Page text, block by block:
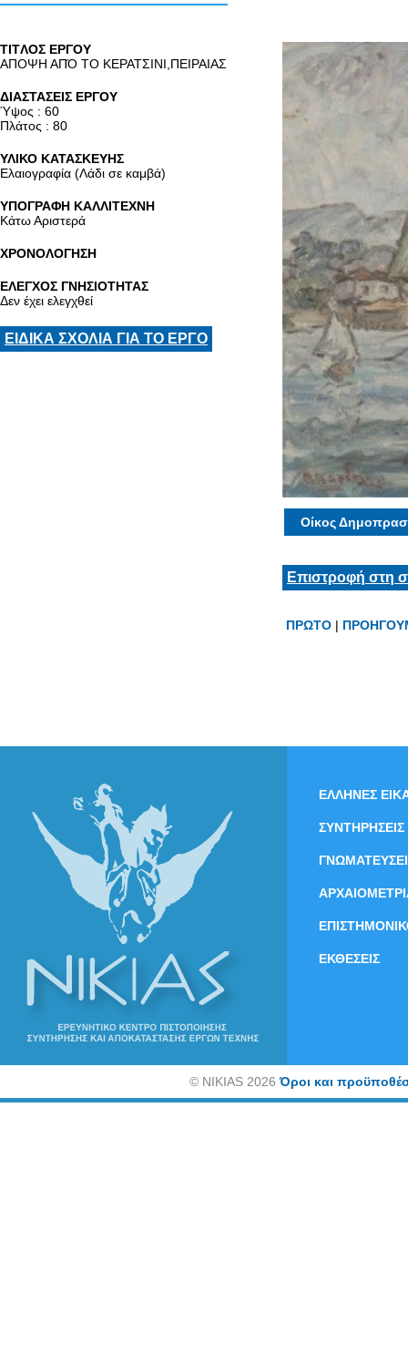
TITΛΟΣ ΕΡΓΟΥ
ΑΠΟΨΗ ΑΠΌ ΤΟ ΚΕΡΑΤΣΙΝΙ,ΠΕΙΡΑΙΑΣ
ΔΙΑΣΤΑΣΕΙΣ ΕΡΓΟΥ
Ύψος : 60
Πλάτος : 80
ΥΛΙΚΟ ΚΑΤΑΣΚΕΥΗΣ
Ελαιογραφία (Λάδι σε καμβά)
ΥΠΟΓΡΑΦΗ ΚΑΛΛΙΤΕΧΝΗ
Κάτω Αριστερά
ΧΡΟΝΟΛΟΓΗΣΗ
ΕΛΕΓΧΟΣ ΓΝΗΣΙΟΤΗΤΑΣ
Δεν έχει ελεγχθεί
ΕΙΔΙΚΑ ΣΧΟΛΙΑ ΓΙΑ ΤΟ ΕΡΓΟ
Οίκος
Επιστροφή στη
ΠΡΩΤΟ |
ΕΛΛΗΝΕΣ
ΣΥΝΤΗΡΗΣΕΙΣ
ΕΚΘΕΣΕΙΣ
©NIKIAS 2026Όροι και